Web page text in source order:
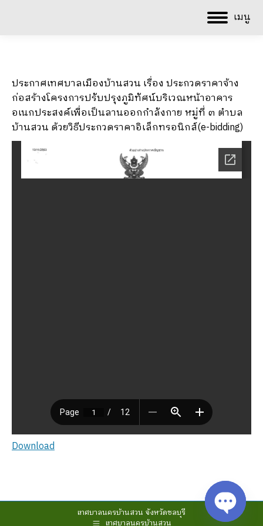
เมนู
ประกาศเทศบาลเมืองบ้านสวน เรื่อง ประกวดราคาจ้าง
ก่อสร้างโครงการปรับปรุงภูมิทัศน์บริเวณหน้าอาคาร
อเนกประสงค์เพื่อเป็นลานออกกำลังกาย หมู่ที่ ๓ ตำบล
บ้านสวน ด้วยวิธีประกวดราคาอิเล็กทรอนิกส์(e-bidding)
Download
เทศบาลนครบ้านสวน จังหวัดชลบุรี
เทศบาลนครบ้านสวน